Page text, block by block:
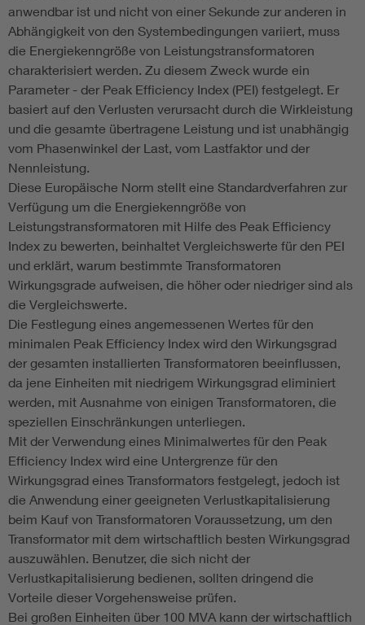
anwendbar ist und nicht von einer Sekunde zur anderen in
Abhängigkeit von den Systembedingungen variiert, muss
die Energiekenngröße von Leistungstransformatoren
charakterisiert werden. Zu diesem Zweck wurde ein
Parameter - der Peak Efficiency Index (PEI) festgelegt. Er
basiert auf den Verlusten verursacht durch die Wirkleistung
und die gesamte übertragene Leistung und ist unabhängig
vom Phasenwinkel der Last, vom Lastfaktor und der
Nennleistung.
Diese Europäische Norm stellt eine Standardverfahren zur
Verfügung um die Energiekenngröße von
Leistungstransformatoren mit Hilfe des Peak Efficiency
Index zu bewerten, beinhaltet Vergleichswerte für den PEI
und erklärt, warum bestimmte Transformatoren
Wirkungsgrade aufweisen, die höher oder niedriger sind als
die Vergleichswerte.
Die Festlegung eines angemessenen Wertes für den
minimalen Peak Efficiency Index wird den Wirkungsgrad
der gesamten installierten Transformatoren beeinflussen,
da jene Einheiten mit niedrigem Wirkungsgrad eliminiert
werden, mit Ausnahme von einigen Transformatoren, die
speziellen Einschränkungen unterliegen.
Mit der Verwendung eines Minimalwertes für den Peak
Efficiency Index wird eine Untergrenze für den
Wirkungsgrad eines Transformators festgelegt, jedoch ist
die Anwendung einer geeigneten Verlustkapitalisierung
beim Kauf von Transformatoren Voraussetzung, um den
Transformator mit dem wirtschaftlich besten Wirkungsgrad
auszuwählen. Benutzer, die sich nicht der
Verlustkapitalisierung bedienen, sollten dringend die
Vorteile dieser Vorgehensweise prüfen.
Bei großen Einheiten über 100 MVA kann der wirtschaftlich